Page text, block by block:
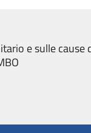
e sulle cause